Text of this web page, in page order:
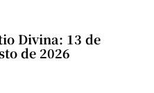
Divina: 13 de
de 2026